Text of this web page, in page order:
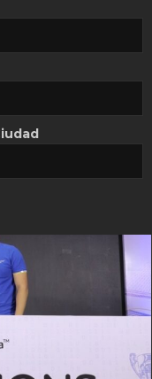
por costos